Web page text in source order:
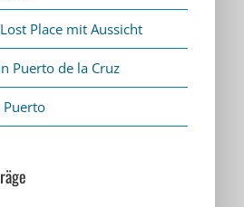
Place mit Aussicht
Puerto de la Cruz
Puerto